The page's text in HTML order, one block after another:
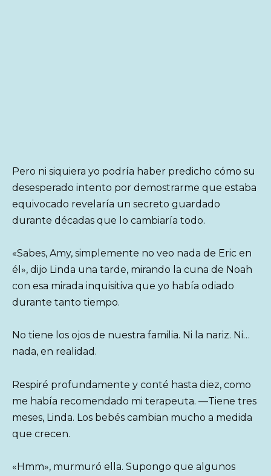
Pero ni siquiera yo podría haber predicho cómo su
desesperado intento por demostrarme que estaba
equivocado revelaría un secreto guardado
durante décadas que lo cambiaría todo.
«Sabes, Amy, simplemente no veo nada de Eric en
él», dijo Linda una tarde, mirando la cuna de Noah
con esa mirada inquisitiva que yo había odiado
durante tanto tiempo.
No tiene los ojos de nuestra familia. Ni la nariz. Ni…
nada, en realidad.
Respiré profundamente y conté hasta diez, como
me había recomendado mi terapeuta. —Tiene tres
meses, Linda. Los bebés cambian mucho a medida
que crecen.
«Hmm», murmuró ella. Supongo que algunos